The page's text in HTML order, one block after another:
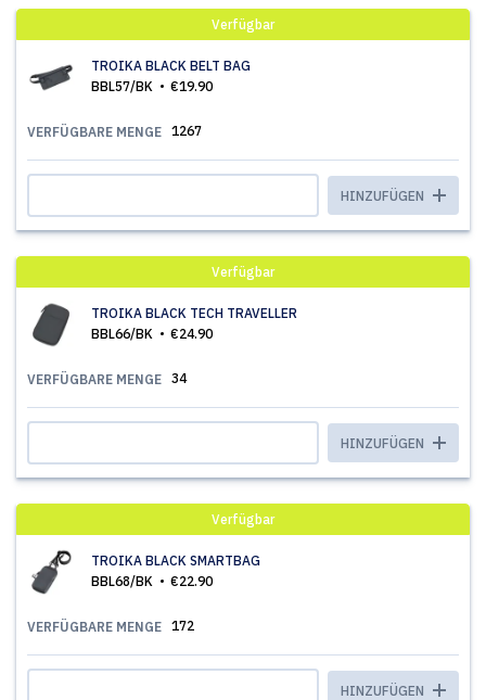
Verfügbar
TROIKA BLACK BELT BAG
BBL57/BK
€19.90
VERFÜGBARE MENGE 1267
HINZUFÜGEN
Verfügbar
TROIKA BLACK TECH TRAVELLER
BBL66/BK
€24.90
VERFÜGBARE MENGE 34
HINZUFÜGEN
Verfügbar
TROIKA BLACK SMARTBAG
BBL68/BK
€22.90
VERFÜGBARE MENGE 172
HINZUFÜGEN